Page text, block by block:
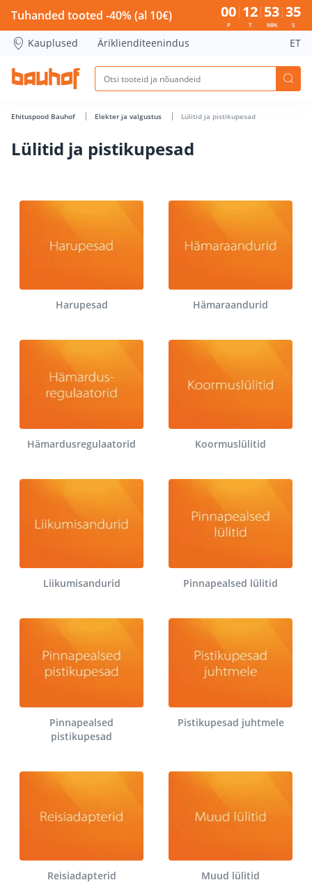
Lülitid ja pistikupesad - Bauhof has loaded
Tuhanded tooted -40% (al 10€) 00
P
12
T
53
MIN
34
S
Kauplused Äriklienditeenindus ET
Ehituspood Bauhof Elekter ja valgustus Lülitid ja pistikupesad
Lülitid ja pistikupesad
Harupesad Hämaraandurid
Hämardusregulaatorid Koormuslülitid
Liikumisandurid Pinnapealsed lülitid
Pinnapealsed
pistikupesad
Pistikupesad juhtmele
Reisiadapterid Muud lülitid